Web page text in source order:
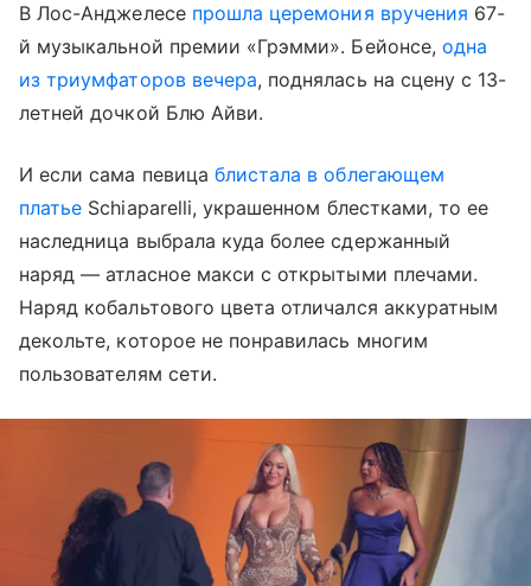
В Лос-Анджелесе прошла церемония вручения 67-
й музыкальной премии «Грэмми». Бейонсе, одна
из триумфаторов вечера, поднялась на сцену с 13-
летней дочкой Блю Айви.
И если сама певица блистала в облегающем
платье Schiaparelli, украшенном блестками, то ее
наследница выбрала куда более сдержанный
наряд — атласное макси с открытыми плечами.
Наряд кобальтового цвета отличался аккуратным
декольте, которое не понравилась многим
пользователям сети.